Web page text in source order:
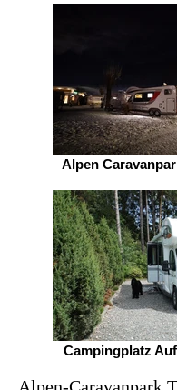
Alpen
Campingplatz